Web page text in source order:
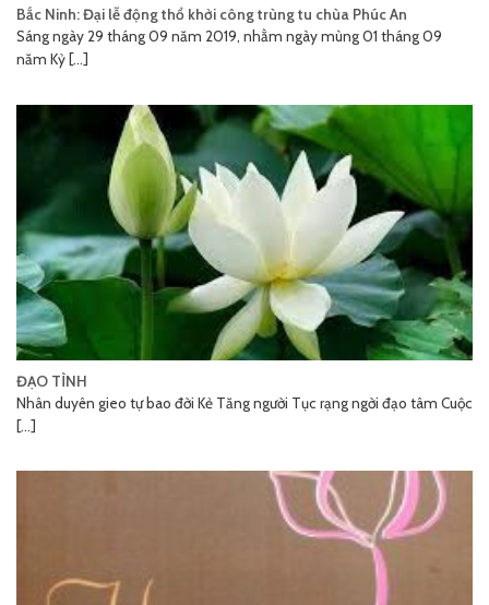
Bắc Ninh: Đại lễ động thổ khởi công trùng tu chùa Phúc An
Sáng ngày 29 tháng 09 năm 2019, nhằm ngày mùng 01 tháng 09
năm Kỷ [...]
ĐẠO TÌNH
Nhân duyên gieo tự bao đời Kẻ Tăng người Tục rạng ngời đạo tâm Cuộc
[...]